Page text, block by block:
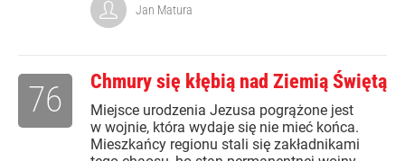
Jan Matura
Chmury się kłębią nad Ziemią Świętą
Miejsce urodzenia Jezusa pogrążone jest
w wojnie, która wydaje się nie mieć końca.
Mieszkańcy regionu stali się zakładnikami
76